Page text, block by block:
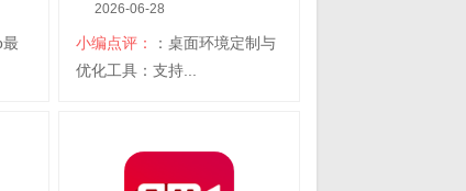
扫码立即下载
2026-06-28
小编点评：
：桌面环境定制与
优化工具：支持...
大小：43.58M
平台：安卓